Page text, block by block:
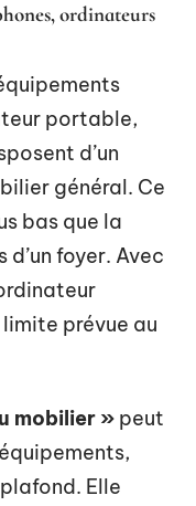
ordinateurs
portable,
d’un
général. Ce
bas que la
foyer. Avec
prévue au
mobilier » peut
Elle